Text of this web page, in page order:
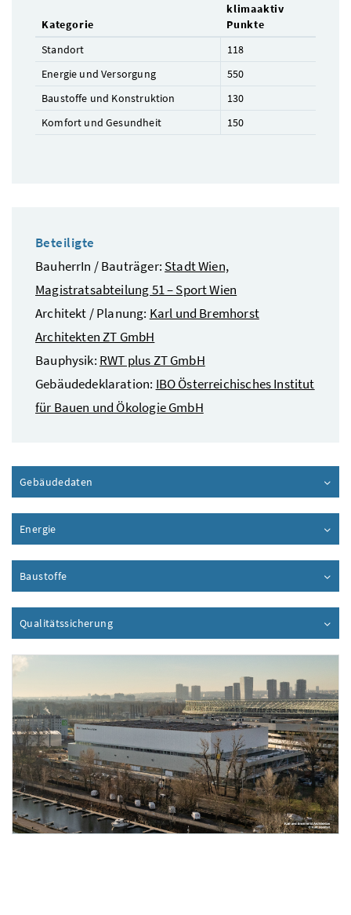
Kategorie
klimaaktiv
Punkte
Standort
118
Energie und Versorgung
550
Baustoffe und Konstruktion
130
Komfort und Gesundheit
150
Beteiligte
BauherrIn / Bauträger: Stadt Wien,
Magistratsabteilung 51 – Sport Wien
Architekt / Planung: Karl und Bremhorst
Architekten ZT GmbH
Bauphysik: RWT plus ZT GmbH
Gebäudedeklaration: IBO Österreichisches Institut
für Bauen und Ökologie GmbH
Gebäudedaten
Energie
Baustoffe
QualitätssicherungInhalt aufklappen